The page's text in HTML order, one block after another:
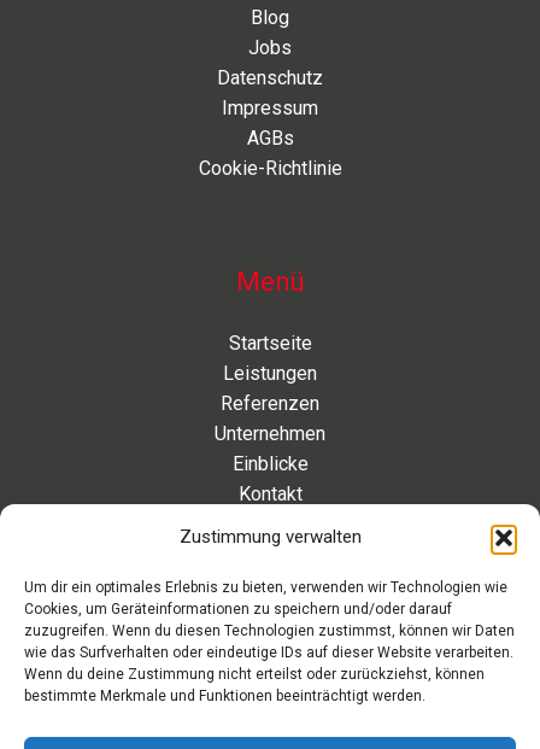
Zustimmung verwalten
Um dir ein optimales Erlebnis zu bieten, verwenden wir Technologien wie
Cookies, um Geräteinformationen zu speichern und/oder darauf
zuzugreifen. Wenn du diesen Technologien zustimmst, können wir Daten
wie das Surfverhalten oder eindeutige IDs auf dieser Website verarbeiten.
Wenn du deine Zustimmung nicht erteilst oder zurückziehst, können
bestimmte Merkmale und Funktionen beeinträchtigt werden.
Blog
Jobs
Datenschutz
Impressum
AGBs
Cookie-Richtlinie
Menü
Startseite
Leistungen
Referenzen
Unternehmen
Einblicke
Kontakt
Eleonorenstraße 20 | 30449 Hannover Deutschland
Telefon: +49 511 89 880 494
Telefax: +49 511 89 880 495